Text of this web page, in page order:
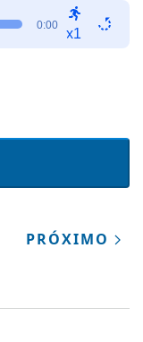
0:00
x1
PRÓXIMO